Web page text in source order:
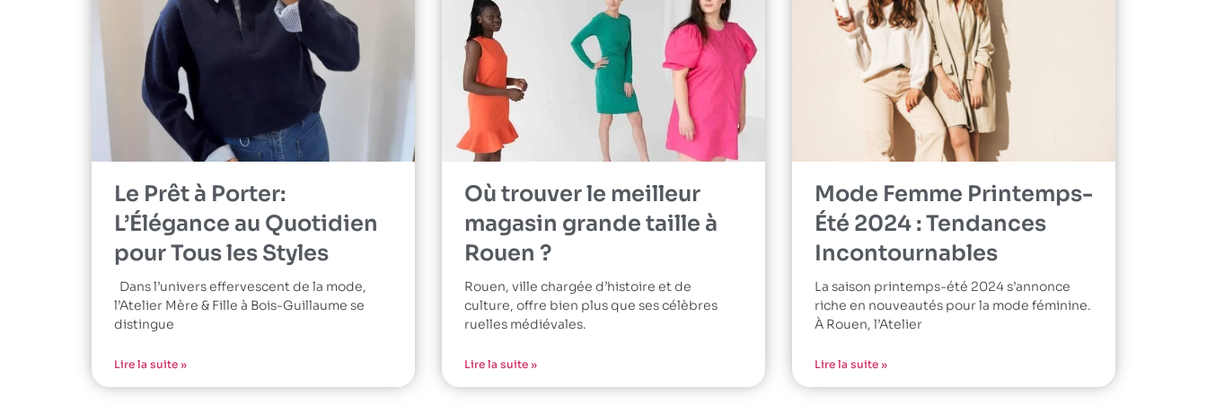
Le Prêt à Porter:
L’Élégance au Quotidien
pour Tous les Styles
Dans l’univers effervescent de la mode,
l’Atelier Mère & Fille à Bois-Guillaume se
distingue
Lire la suite »
Où trouver le meilleur
magasin grande taille à
Rouen ?
Rouen, ville chargée d’histoire et de
culture, offre bien plus que ses célèbres
ruelles médiévales.
Lire la suite »
Mode Femme Printemps-
Été 2024 : Tendances
Incontournables
La saison printemps-été 2024 s’annonce
riche en nouveautés pour la mode féminine.
À Rouen, l’Atelier
Lire la suite »